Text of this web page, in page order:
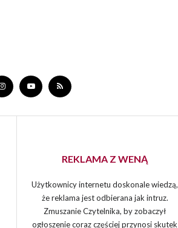
REKLAMA Z WENĄ
Użytkownicy internetu doskonale wiedzą,
że reklama jest odbierana jak intruz.
Zmuszanie Czytelnika, by zobaczył
ogłoszenie coraz częściej przynosi skutek